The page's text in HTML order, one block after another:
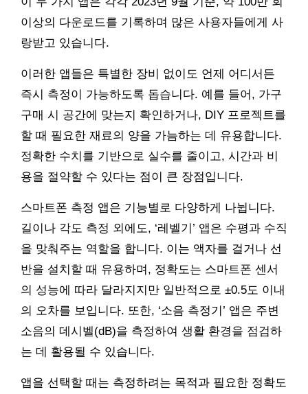
이상의 다운로드를 기록하며 많은 사용자들에게 사
랑받고 있습니다.
이러한 앱들은 특별한 장비 없이도 언제 어디서든
즉시 측정이 가능하도록 돕습니다. 예를 들어, 가구
구매 시 공간에 맞는지 확인하거나, DIY 프로젝트를
할 때 필요한 재료의 양을 가늠하는 데 유용합니다.
정확한 수치를 기반으로 실수를 줄이고, 시간과 비
용을 절약할 수 있다는 점이 큰 장점입니다.
스마트폰 측정 앱은 기능별로 다양하게 나뉩니다.
길이나 각도 측정 외에도, ‘레벨기’ 앱은 수평과 수직
을 맞춰주는 역할을 합니다. 이는 액자를 걸거나 선
반을 설치할 때 유용하며, 정확도는 스마트폰 센서
의 성능에 따라 달라지지만 일반적으로 ±0.5도 이내
의 오차를 보입니다. 또한, ‘소음 측정기’ 앱은 주변
소음의 데시벨(dB)을 측정하여 생활 환경을 점검하
는 데 활용될 수 있습니다.
앱을 선택할 때는 측정하려는 목적과 필요한 정확도